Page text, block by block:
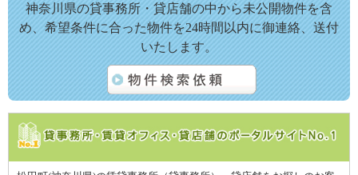
神奈川県の貸事務所・貸店舗の中から未公開物件を含
め、希望条件に合った物件を24時間以内に御連絡、送付
いたします。